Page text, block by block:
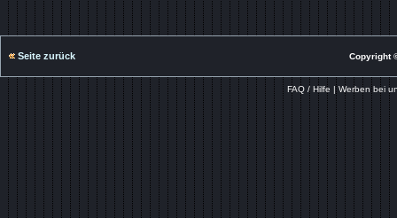
Seite zurück Copyright
FAQ / Hilfe |Werben bei